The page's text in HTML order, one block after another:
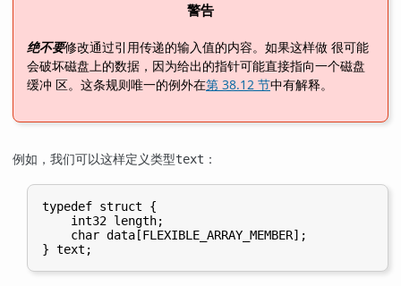
警告
绝不要修改通过引用传递的输入值的内容。如果这样做 很可能
会破坏磁盘上的数据，因为给出的指针可能直接指向一个磁盘
缓冲 区。这条规则唯一的例外在第 38.12 节中有解释。
例如，我们可以这样定义类型text ：
typedef struct {
    int32 length;
    char data[FLEXIBLE_ARRAY_MEMBER];